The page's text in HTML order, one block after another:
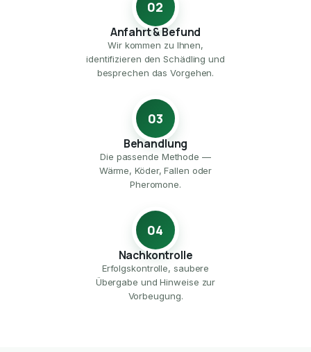
02
Anfahrt & Befund
Wir kommen zu Ihnen,
identifizieren den Schädling und
besprechen das Vorgehen.
03
Behandlung
Die passende Methode —
Wärme, Köder, Fallen oder
Pheromone.
04
Nachkontrolle
Erfolgskontrolle, saubere
Übergabe und Hinweise zur
Vorbeugung.